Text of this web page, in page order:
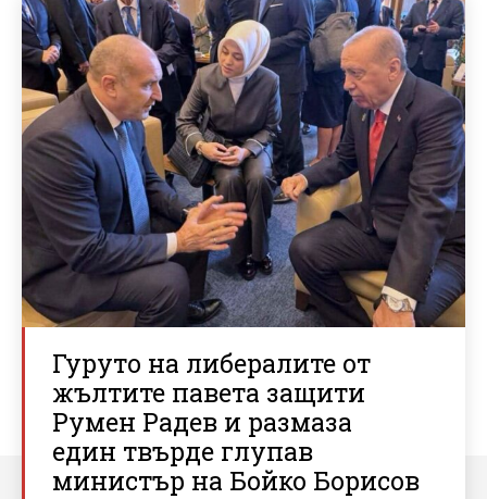
Гуруто на либералите от
жълтите павета защити
Румен Радев и размаза
един твърде глупав
министър на Бойко Борисов